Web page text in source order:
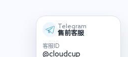
Telegram
售前客服
客服ID
@cloudcup